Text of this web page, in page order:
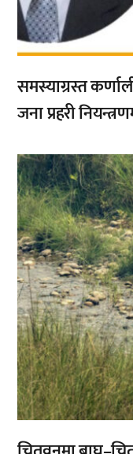
समस्याग्रस्त
जना प्रहरी
,